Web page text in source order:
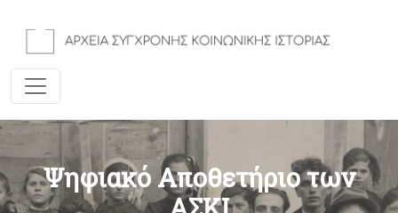
Ψηφιακό Αποθετήριο των